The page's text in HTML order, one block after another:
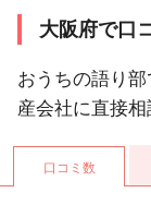
大阪府で口
おうちの語り
産会社に直接相
口コミ数